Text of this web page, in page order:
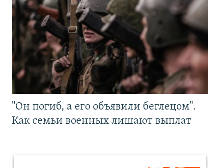
"Он погиб, а его объявили беглецом".
Как семьи военных лишают выплат